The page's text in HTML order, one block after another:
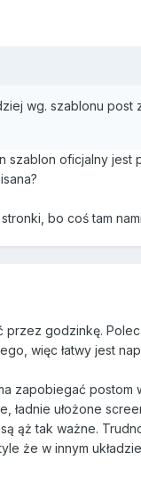
wg. szablonu
szablon oficjalny jest
bo coś tam
godzinkę.
więc łatwy jest
zapobiegać
ładnie ułożone
ąż tak ważne.
że w innym